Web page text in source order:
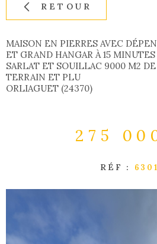
RETOUR
MAISON EN PIERRES AVEC
ET GRAND HANGAR À 15
SARLAT ET SOUILLAC 9000 M2 DE
TERRAIN ET PLU
ORLIAGUET (24370)
275
RÉF :